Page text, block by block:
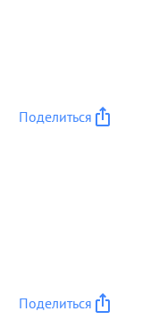
Поделиться
Поделиться